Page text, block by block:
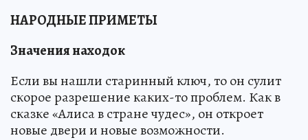
НАРОДНЫЕ ПРИМЕТЫ
Значения находок
Если вы нашли старинный ключ, то он сулит
скорое разрешение каких-то проблем. Как в
сказке «Алиса в стране чудес», он откроет
новые двери и новые возможности.